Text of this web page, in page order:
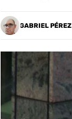
GABRIEL PÉREZ